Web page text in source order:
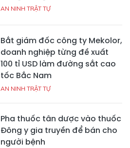
AN NINH TRẬT TỰ
Bắt giám đốc công ty Mekolor,
doanh nghiệp từng đề xuất
100 tỉ USD làm đường sắt cao
tốc Bắc Nam
AN NINH TRẬT TỰ
Pha thuốc tân dược vào thuốc
Đông y gia truyền để bán cho
người bệnh